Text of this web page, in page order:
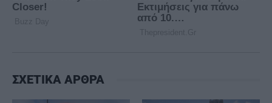
ΣΧΕΤΙΚΑ ΑΡΘΡΑ